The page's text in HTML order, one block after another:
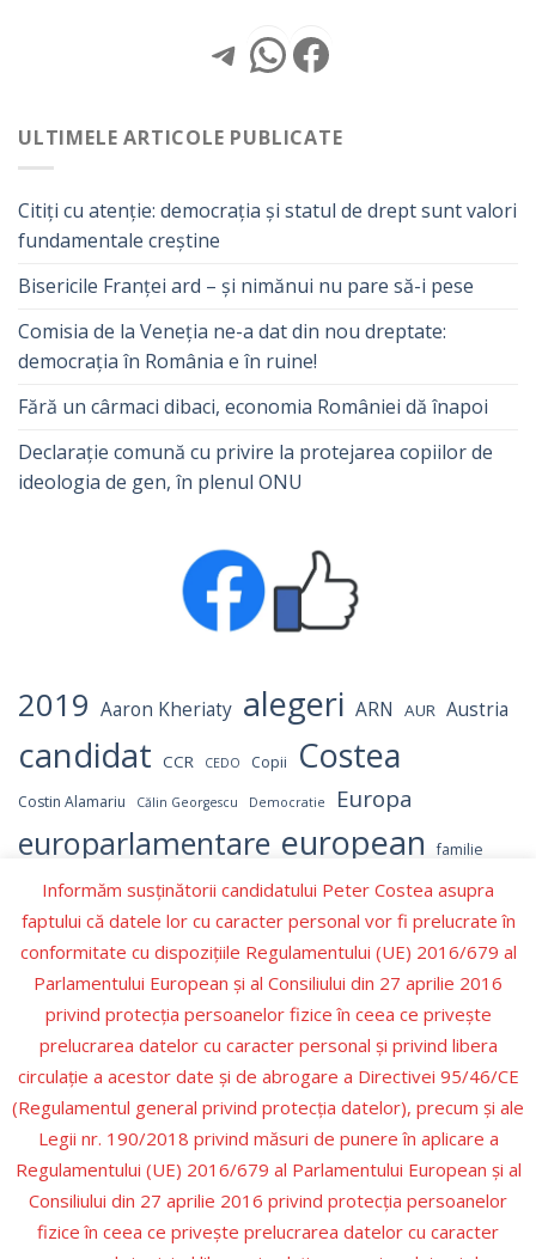
Telegram
WhatsApp
ULTIMELE ARTICOLE PUBLICATE
Citiți cu atenție: democrația și statul de drept sunt valori
fundamentale creștine
Bisericile Franței ard – și nimănui nu pare să-i pese
Comisia de la Veneția ne-a dat din nou dreptate:
democrația în România e în ruine!
Fără un cârmaci dibaci, economia României dă înapoi
Declarație comună cu privire la protejarea copiilor de
ideologia de gen, în plenul ONU
2019 Aaron Kheriaty alegeri ARN AUR Austria
candidat CCR CEDO Copii Costea
Costin Alamariu Călin Georgescu Democratie Europa
europarlamentare european familie
Germania Hamas independent Israel LGBT
Marcel Ciolacu NATO OMS parlament
parlamentul Parlamentul European
peter Peter Costea PNL
Prezidentiale PSD Recenzie carte Romania Schengen
SUA Trump Ucraina Ursula Ursula von der Leyen Valori
Informăm susținătorii candidatului Peter Costea asupra
faptului că datele lor cu caracter personal vor fi prelucrate în
conformitate cu dispozițiile Regulamentului (UE) 2016/679 al
Parlamentului European şi al Consiliului din 27 aprilie 2016
privind protecţia persoanelor fizice în ceea ce priveşte
prelucrarea datelor cu caracter personal şi privind libera
circulaţie a acestor date şi de abrogare a Directivei 95/46/CE
(Regulamentul general privind protecţia datelor), precum şi ale
Legii nr. 190/2018 privind măsuri de punere în aplicare a
Regulamentului (UE) 2016/679 al Parlamentului European şi al
Consiliului din 27 aprilie 2016 privind protecţia persoanelor
fizice în ceea ce priveşte prelucrarea datelor cu caracter